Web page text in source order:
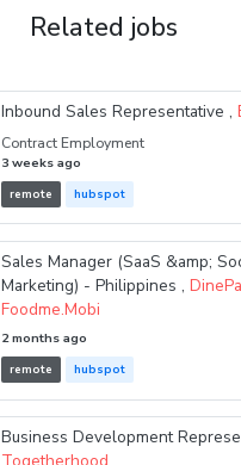
Related jobs
Inbound Sales Representative ,
Contract Employment
3 weeks ago
remote hubspot
Sales Manager (SaaS &amp;
Marketing) - Philippines ,
Foodme.Mobi
2 months ago
remote hubspot
Business Development